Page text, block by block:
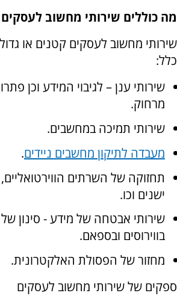
מה כוללים שירותי מחשוב לעסקים
שירותי מחשוב לעסקים קטנים או
כלל:
שירותי ענן – לגיבוי המידע וכן
מרחוק.
שירותי תמיכה במחשבים.
מעבדה לתיקון מחשבים ניידים.
תחזוקה של השרתים
ישנים וכו.
שירותי אבטחה של מידע - סינון
בווירוסים ובספאם.
מחזור של הפסולת האלקטרונית.
ספקים של שירותי מחשוב לעסקים